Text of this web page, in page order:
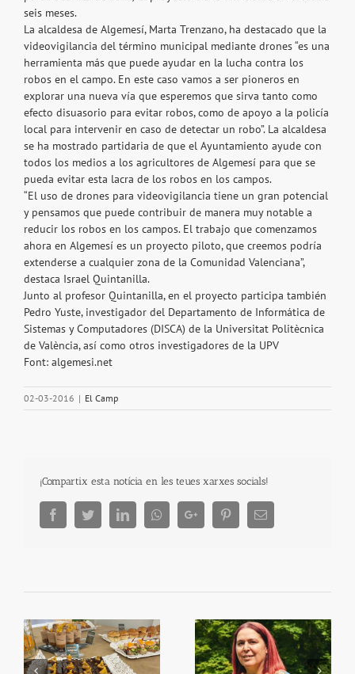
seis meses.
La alcaldesa de Algemesí, Marta Trenzano, ha destacado que la
videovigilancia del término municipal mediante drones “es una
herramienta más que puede ayudar en la lucha contra los
robos en el campo. En este caso vamos a ser pioneros en
explorar una nueva vía que esperemos que sirva tanto como
efecto disuasorio para evitar robos, como de apoyo a la policía
local para intervenir en caso de detectar un robo”. La alcaldesa
se ha mostrado partidaria de que el Ayuntamiento ayude con
todos los medios a los agricultores de Algemesí para que se
pueda evitar esta lacra de los robos en los campos.
“El uso de drones para videovigilancia tiene un gran potencial
y pensamos que puede contribuir de manera muy notable a
reducir los robos en los campos. El trabajo que comenzamos
ahora en Algemesí es un proyecto piloto, que creemos podría
extenderse a cualquier zona de la Comunidad Valenciana”,
destaca Israel Quintanilla.
Junto al profesor Quintanilla, en el proyecto participa también
Pedro Yuste, investigador del Departamento de Informática de
Sistemas y Computadores (DISCA) de la Universitat Politècnica
de València, así como otros investigadores de la UPV
Font: algemesi.net
02-03-2016 | El Camp
¡Compartix esta notícia en les teues xarxes socials!
FacebookTwitterLinkedInWhatsappGoogle+ PinterestEmail